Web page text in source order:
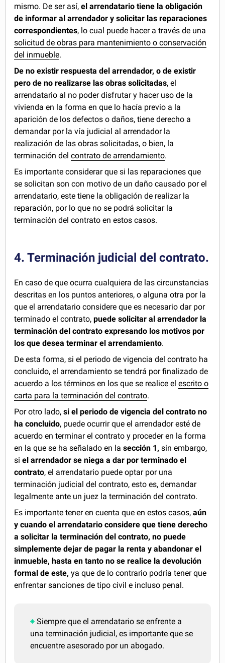
mismo. De ser así,el arrendatario tiene la obligación
de informar al arrendador y solicitar las reparaciones
correspondientes, lo cual puede hacer a través de una
solicitud de obras para mantenimiento o conservación
del inmueble.
De no existir respuesta del arrendador, o de existir
pero de no realizarse las obras solicitadas, el
arrendatario al no poder disfrutar y hacer uso de la
vivienda en la forma en que lo hacía previo a la
aparición de los defectos o daños, tiene derecho a
demandar por la vía judicial al arrendador la
realización de las obras solicitadas, o bien, la
terminación delcontrato de arrendamiento.
Es importante considerar que si las reparaciones que
se solicitan son con motivo de un daño causado por el
arrendatario, este tiene la obligación de realizar la
reparación, por lo que no se podrá solicitar la
terminación del contrato en estos casos.
4. Terminación judicial del contrato.
En caso de que ocurra cualquiera de las circunstancias
descritas en los puntos anteriores, o alguna otra por la
que el arrendatario considere que es necesario dar por
terminado el contrato, puede solicitar al arrendador la
terminación del contrato expresando los motivos por
los que desea terminar el arrendamiento.
De esta forma, si el periodo de vigencia del contrato ha
concluido, el arrendamiento se tendrá por finalizado de
acuerdo a los términos en los que se realice elescrito o
carta para la terminación del contrato.
Por otro lado,si el periodo de vigencia del contrato no
ha concluido, puede ocurrir que el arrendador esté de
acuerdo en terminar el contrato y proceder en la forma
en la que se ha señalado en lasección 1,sin embargo,
siel arrendador se niega a dar por terminado el
contrato, el arrendatario puede optar por una
terminación judicial del contrato, esto es, demandar
legalmente ante un juez la terminación del contrato.
Es importante tener en cuenta que en estos casos,aún
y cuando el arrendatario considere que tiene derecho
a solicitar la terminación del contrato, no puede
simplemente dejar de pagar la renta y abandonar el
inmueble, hasta en tanto no se realice la devolución
formal de este, ya que de lo contrario podría tener que
enfrentar sanciones de tipo civil e incluso penal.
Siempre que el arrendatario se enfrente a
una terminación judicial, es importante que se
encuentre asesorado por un abogado.